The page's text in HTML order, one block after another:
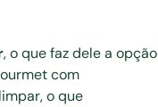
, o que faz dele a opção
com
o que